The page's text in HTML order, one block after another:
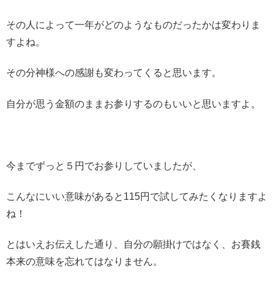
その人によって一年がどのようなものだったかは変わりま
すよね。
その分神様への感謝も変わってくると思います。
自分が思う金額のままお参りするのもいいと思いますよ。
今までずっと５円でお参りしていましたが、
こんなにいい意味があると115円で試してみたくなりますよ
ね！
とはいえお伝えした通り、自分の願掛けではなく、お賽銭
本来の意味を忘れてはなりません。